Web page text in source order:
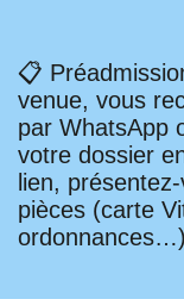
📋
venue, vous
par WhatsApp
votre dossier
lien,
pièces (carte